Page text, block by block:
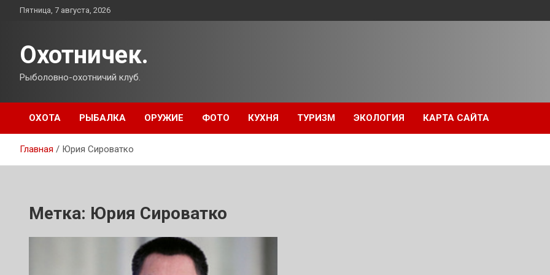
ПерейтиПятница, 7 августа, 2026
Охотничек.
Рыболовно-охотничий клуб.
ОХОТА РЫБАЛКА ОРУЖИЕ ФОТО КУХНЯ ТУРИЗМ ЭКОЛОГИЯ КАРТА САЙТА
Главная Юрия Сироватко
Метка: Юрия Сироватко